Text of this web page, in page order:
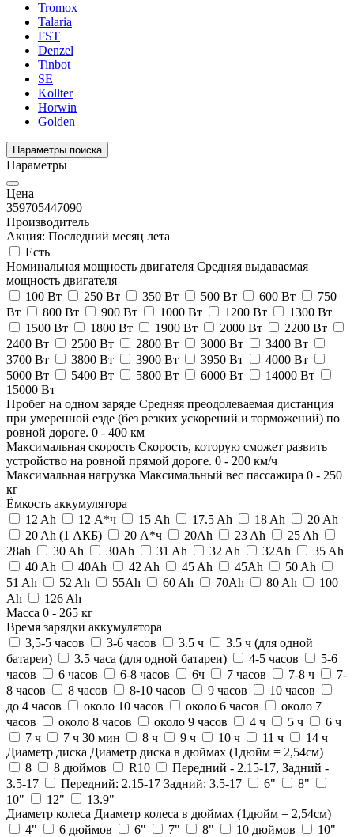
Tromox
Talaria
FST
Denzel
Tinbot
SE
Kollter
Horwin
Golden
Параметры поиска
Параметры
Цена
359705447090
Производитель
Акция: Последний месяц лета
Есть
Номинальная мощность двигателя Средняя выдаваемая
мощность двигателя
100 Вт
250 Вт 350 Вт 500 Вт 600 Вт
750
Вт
800 Вт 900 Вт 1000 Вт 1200 Вт
1300 Вт
1500 Вт
1800 Вт 1900 Вт 2000 Вт
2200 Вт
2400 Вт
2500 Вт 2800 Вт 3000 Вт
3400 Вт
3700 Вт
3800 Вт 3900 Вт 3950 Вт
4000 Вт
5000 Вт
5400 Вт 5800 Вт 6000 Вт
14000 Вт
15000 Вт
Пробег на одном заряде Средняя преодолеваемая дистанция
при умеренной езде (без резких ускорений и торможений) по
ровной дороге. 0 - 400 км
Максимальная скорость Скорость, которую сможет развить
устройство на ровной прямой дороге. 0 - 200 км/ч
Максимальная нагрузка Максимальный вес пассажира 0 - 250
кг
Ёмкость аккумулятора
12 Ah
12 А*ч 15 Ah 17.5 Ah 18 Ah
20 Ah
20 Ah (1 АКБ)
20 А*ч 20Ah 23 Ah
25 Ah
28ah
30 Ah 30Ah 31 Ah 32 Ah 32Ah
35 Ah
40 Ah
40Ah 42 Ah 45 Ah 45Ah
50 Ah
51 Ah
52 Ah 55Ah 60 Ah 70Ah 80 Ah
100
Ah
126 Ah
Масса 0 - 265 кг
Время зарядки аккумулятора
3,5-5 часов
3-6 часов 3.5 ч
3.5 ч (для одной
батареи)
3.5 часа (для одной батареи) 4-5 часов
5-6
часов
6 часов 6-8 часов 6ч 7 часов 7-8 ч
7-
8 часов
8 часов 8-10 часов 9 часов
10 часов
до 4 часов
около 10 часов около 6 часов
около 7
часов
около 8 часов около 9 часов 4 ч 5 ч
6 ч
7 ч
7 ч 30 мин 8 ч 9 ч 10 ч 11 ч
14 ч
Диаметр диска Диаметр диска в дюймах (1дюйм = 2,54см)
8
8 дюймов R10
Передний - 2.15-17, Задний -
3.5-17
Передний: 2.15-17 Задний: 3.5-17 6"
8"
10"
12"
13.9"
Диаметр колеса Диаметр колеса в дюймах (1дюйм = 2,54см)
4"
6 дюймов 6" 7" 8" 10 дюймов
10"